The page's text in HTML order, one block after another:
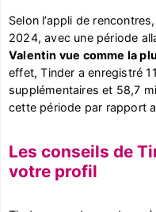
Selon l’appli de
2024, avec une période
Valentin vue comme la
effet, Tinder a enregistré
supplémentaires et 58,7
cette période par rapport
Les conseils de
votre profil